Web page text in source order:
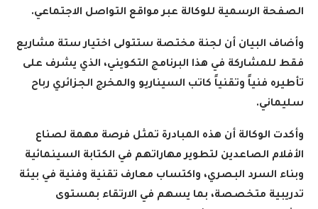
الصفحة الرسمية للوكالة عبر مواقع التواصل الاجتماعي.
وأضاف البيان أن لجنة مختصة ستتولى اختيار ستة مشاريع
فقط للمشاركة في هذا البرنامج التكويني، الذي يشرف على
تأطيره فنياً وتقنياً كاتب السيناريو والمخرج الجزائري رباح
سليماني.
وأكدت الوكالة أن هذه المبادرة تمثل فرصة مهمة لصناع
الأفلام الصاعدين لتطوير مهاراتهم في الكتابة السينمائية
وبناء السرد البصري، واكتساب معارف تقنية وفنية في بيئة
تدريبية متخصصة، بما يسهم في الارتقاء بمستوى